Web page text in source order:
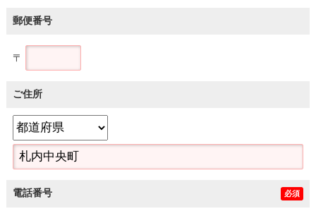
郵便番号
〒
ご住所
電話番号 必須